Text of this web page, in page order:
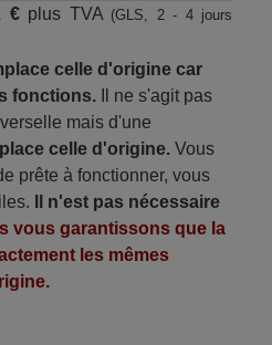
€plus TVA (GLS, 2 - 4 jours
celle d'origine car
fonctions.Il ne s'agit pas
mais d'une
celle d'origine.Vous
prête à fonctionner, vous
Il n'est pas nécessaire
vous garantissons que la
les mêmes